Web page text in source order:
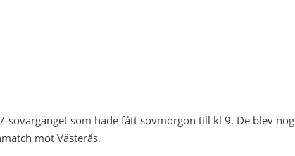
sovargänget som hade fått sovmorgon till kl 9. De blev nog
mot Västerås.